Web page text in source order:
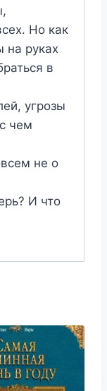
Но как
на руках
в
угрозы
чем
не о
И что